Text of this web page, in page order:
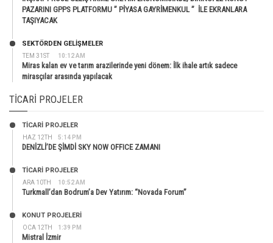
PAZARINI GPPS PLATFORMU ” PİYASA GAYRİMENKUL ” İLE EKRANLARA
TAŞIYACAK
TEM 31ST 10:12 AM
SEKTÖRDEN GELIŞMELER
Miras kalan ev ve tarım arazilerinde yeni dönem: İlk ihale artık sadece
mirasçılar arasında yapılacak
TICARI PROJELER
HAZ 12TH 5:14 PM
TİCARİ PROJELER
DENİZLİ’DE ŞİMDİ SKY NOW OFFICE ZAMANI
ARA 10TH 10:52 AM
TİCARİ PROJELER
Turkmall’dan Bodrum’a Dev Yatırım: “Novada Forum”
OCA 12TH 1:39 PM
KONUT PROJELERI
Mistral İzmir